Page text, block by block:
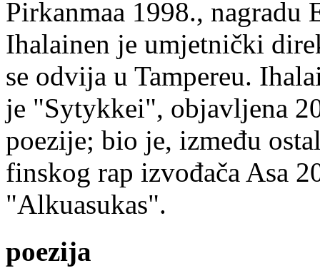
Pirkanmaa 1998.,
Ihalainen je umjetnički
se odvija u Tampereu.
je "Sytykkei", objavljena
poezije; bio je, između
finskog rap izvođača Asa
"Alkuasukas".
poezija